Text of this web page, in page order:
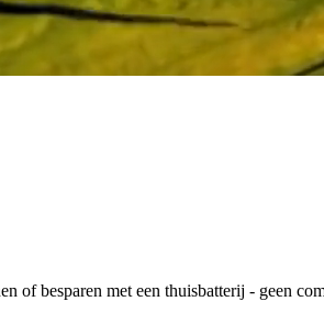
of besparen met een thuisbatterij - geen